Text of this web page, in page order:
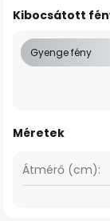
Kibocsátott
Gyenge fény
Méretek
Átmérő (cm):